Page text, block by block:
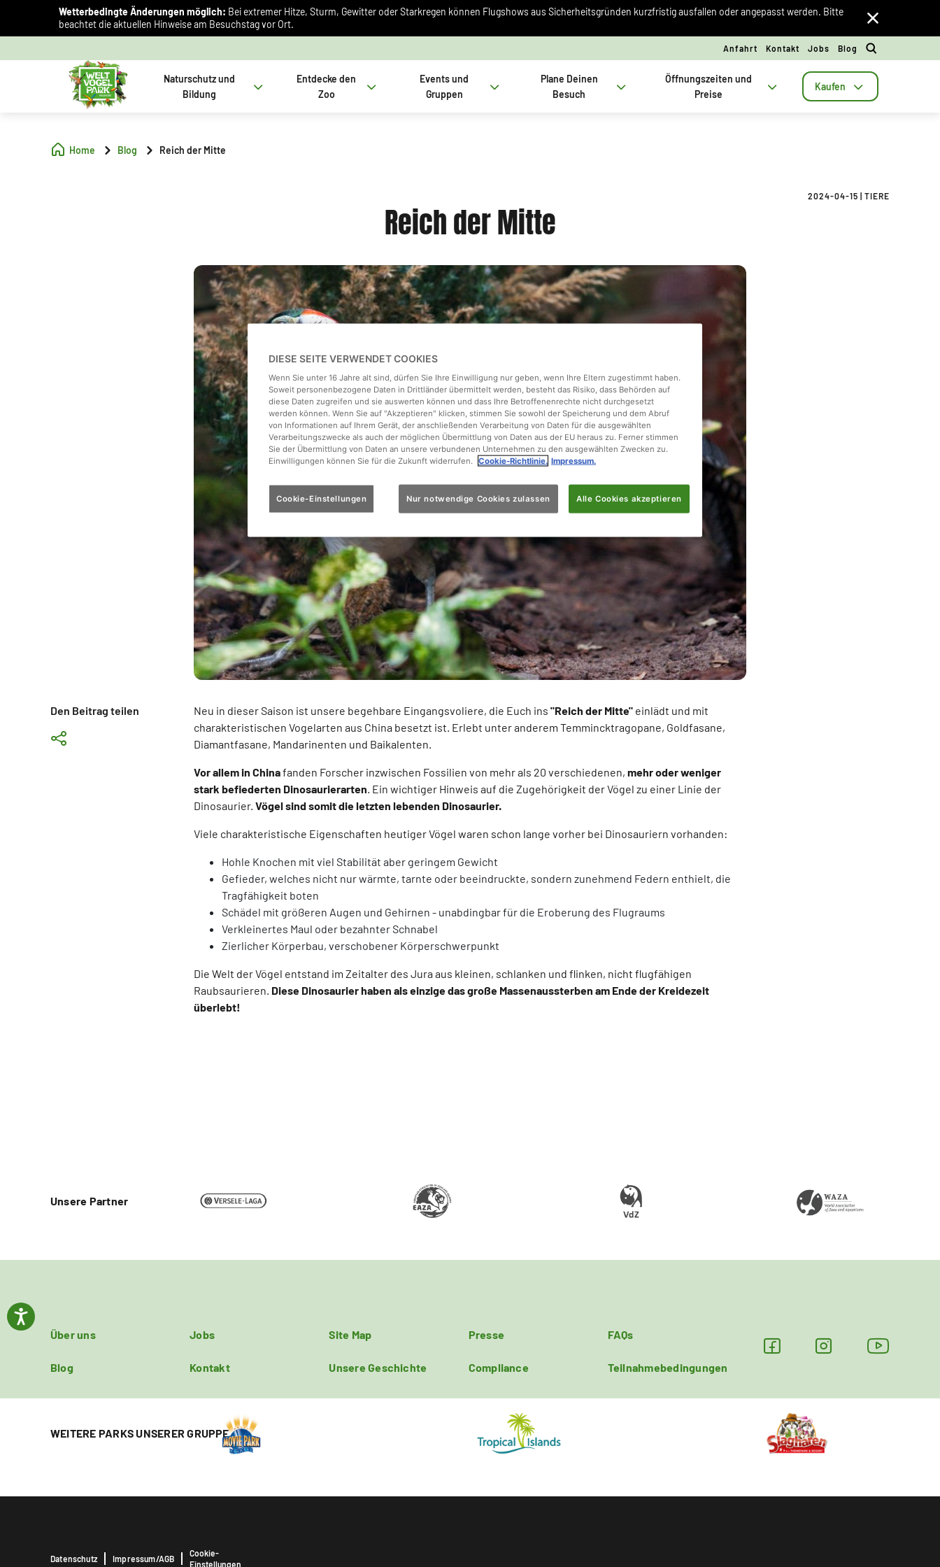
Wetterbedingte Änderungen möglich: Bei extremer Hitze, Sturm, Gewitter oder Starkregen können Flugshows aus Sicherheitsgründen kurzfristig ausfallen oder angepasst werden. Bitte
beachtet die aktuellen Hinweise am Besuchstag vor Ort.
Anfahrt Kontakt Jobs Blog
Naturschutz und
Bildung
Entdecke den
Zoo
Events und
Gruppen
Plane Deinen
Besuch
Öffnungszeiten und
Preise
Kaufen
Home Blog Reich der Mitte
2024-04-15 TIERE
Reich der Mitte
Den Beitrag teilen Neu in dieser Saison ist unsere begehbare Eingangsvoliere, die Euch ins "Reich der Mitte" einlädt und mit
charakteristischen Vogelarten aus China besetzt ist. Erlebt unter anderem Temmincktragopane, Goldfasane,
Diamantfasane, Mandarinenten und Baikalenten.
Vor allem in Chinafanden Forscher inzwischen Fossilien von mehr als 20 verschiedenen, mehr oder weniger
stark befiederten Dinosaurierarten. Ein wichtiger Hinweis auf die Zugehörigkeit der Vögel zu einer Linie der
Dinosaurier. Vögel sind somit die letzten lebenden Dinosaurier.
Viele charakteristische Eigenschaften heutiger Vögel waren schon lange vorher bei Dinosauriern vorhanden:
Hohle Knochen mit viel Stabilität aber geringem Gewicht
Gefieder, welches nicht nur wärmte, tarnte oder beeindruckte, sondern zunehmend Federn enthielt, die
Tragfähigkeit boten
Schädel mit größeren Augen und Gehirnen - unabdingbar für die Eroberung des Flugraums
Verkleinertes Maul oder bezahnter Schnabel
Zierlicher Körperbau, verschobener Körperschwerpunkt
Die Welt der Vögel entstand im Zeitalter des Jura aus kleinen, schlanken und flinken, nicht flugfähigen
Raubsaurieren. Diese Dinosaurier haben als einzige das große Massenaussterben am Ende der Kreidezeit
überlebt!
Unsere Partner
Über uns Jobs Site Map Presse FAQs
Blog Kontakt Unsere Geschichte Compliance Teilnahmebedingungen
WEITERE PARKS UNSERER GRUPPE
Datenschutz Impressum/AGB
Cookie-
Einstellungen
DIESE SEITE VERWENDET COOKIES
Wenn Sie unter 16 Jahre alt sind, dürfen Sie Ihre Einwilligung nur geben, wenn Ihre Eltern zugestimmt haben.
Soweit personenbezogene Daten in Drittländer übermittelt werden, besteht das Risiko, dass Behörden auf
diese Daten zugreifen und sie auswerten können und dass Ihre Betroffenenrechte nicht durchgesetzt
werden können. Wenn Sie auf "Akzeptieren" klicken, stimmen Sie sowohl der Speicherung und dem Abruf
von Informationen auf Ihrem Gerät, der anschließenden Verarbeitung von Daten für die ausgewählten
Verarbeitungszwecke als auch der möglichen Übermittlung von Daten aus der EU heraus zu. Ferner stimmen
Sie der Übermittlung von Daten an unsere verbundenen Unternehmen zu den ausgewählten Zwecken zu.
Einwilligungen können Sie für die Zukunft widerrufen.
Cookie-Richtlinie. Impressum.
Nur notwendige Cookies zulassen Alle Cookies akzeptieren
Cookie-Einstellungen